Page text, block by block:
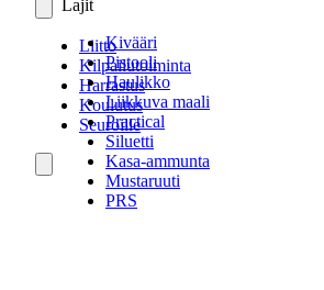
Lajit
Kivääri
Pistooli
Haulikko
Liikkuva maali
Practical
Siluetti
Kasa-ammunta
Mustaruuti
PRS
Liitto
Kilpailutoiminta
Harrastus
Koulutus
Seuroille